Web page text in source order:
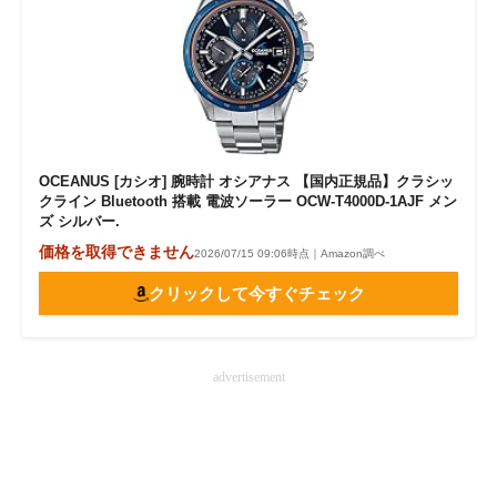
OCEANUS [カシオ] 腕時計 オシアナス 【国内正規品】クラシッ
クライン Bluetooth 搭載 電波ソーラー OCW-T4000D-1AJF メン
ズ シルバー.
価格を取得できません2026/07/15 09:06時点｜Amazon調べ
クリックして今すぐチェック
advertisement